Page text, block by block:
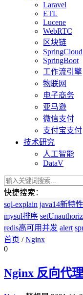
Laravel
ETL
Lucene
WebRTC
区块链
SpringCloud
SpringBoot
工作流引擎
物联网
电子商务
亚马逊
微信支付
支付宝支付
技术研究
人工智能
DataV
快捷搜索：
sql-explain java14新特性
mysql排序
redis高可用并发 alert
首页 /Nginx
0
Nginx 反向代